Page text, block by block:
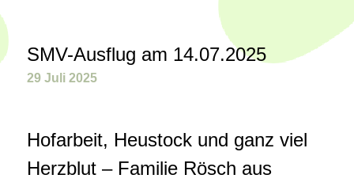
SMV-Ausflug am 14.07.2025
29 Juli 2025
Hofarbeit, Heustock und ganz viel
Herzblut – Familie Rösch aus